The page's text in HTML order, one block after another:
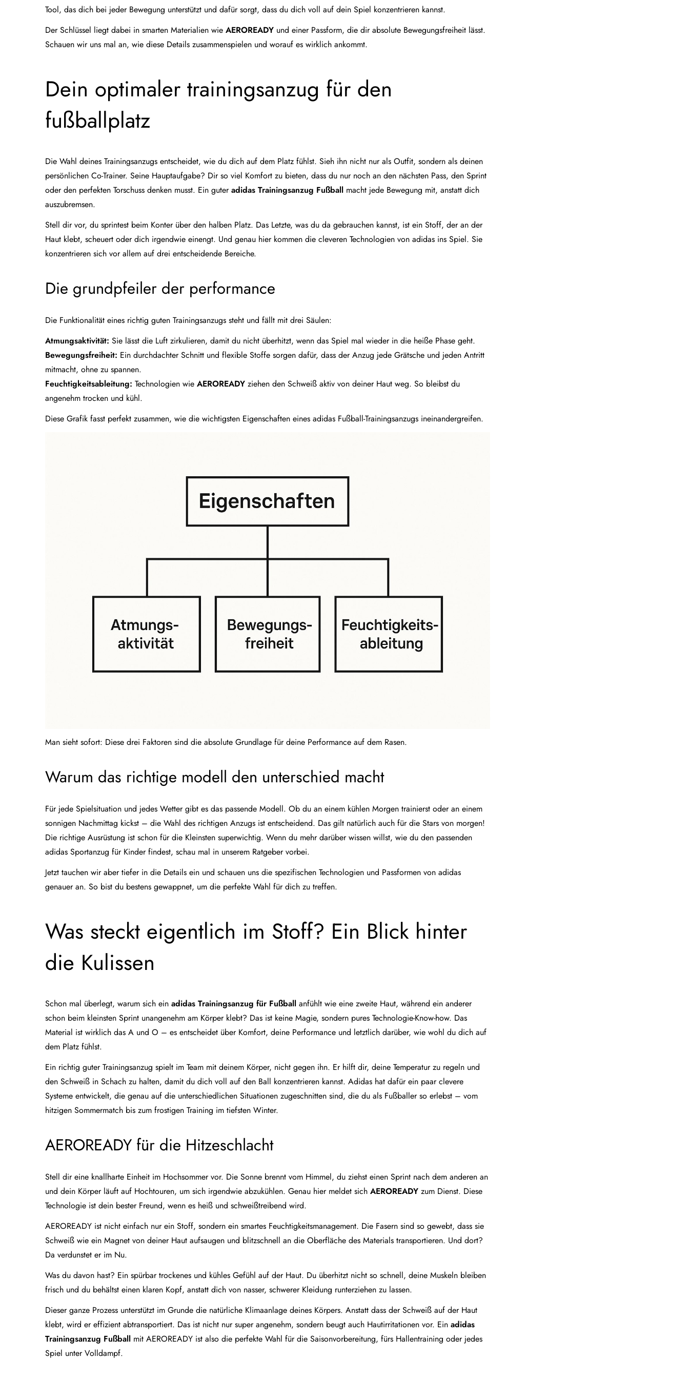
Tool, das dich bei jeder Bewegung unterstützt und dafür sorgt, dass du dich voll auf dein Spiel konzentrieren kannst.
Der Schlüssel liegt dabei in smarten Materialien wie AEROREADY und einer Passform, die dir absolute Bewegungsfreiheit lässt.
Schauen wir uns mal an, wie diese Details zusammenspielen und worauf es wirklich ankommt.
Dein optimaler trainingsanzug für den
fußballplatz
Die Wahl deines Trainingsanzugs entscheidet, wie du dich auf dem Platz fühlst. Sieh ihn nicht nur als Outfit, sondern als deinen
persönlichen Co-Trainer. Seine Hauptaufgabe? Dir so viel Komfort zu bieten, dass du nur noch an den nächsten Pass, den Sprint
oder den perfekten Torschuss denken musst. Ein guteradidas Trainingsanzug Fußball macht jede Bewegung mit, anstatt dich
auszubremsen.
Stell dir vor, du sprintest beim Konter über den halben Platz. Das Letzte, was du da gebrauchen kannst, ist ein Stoff, der an der
Haut klebt, scheuert oder dich irgendwie einengt. Und genau hier kommen die cleveren Technologien von adidas ins Spiel. Sie
konzentrieren sich vor allem auf drei entscheidende Bereiche.
Die grundpfeiler der performance
Die Funktionalität eines richtig guten Trainingsanzugs steht und fällt mit drei Säulen:
Atmungsaktivität: Sie lässt die Luft zirkulieren, damit du nicht überhitzt, wenn das Spiel mal wieder in die heiße Phase geht.
Bewegungsfreiheit: Ein durchdachter Schnitt und flexible Stoffe sorgen dafür, dass der Anzug jede Grätsche und jeden Antritt
mitmacht, ohne zu spannen.
Feuchtigkeitsableitung: Technologien wie AEROREADY ziehen den Schweiß aktiv von deiner Haut weg. So bleibst du
angenehm trocken und kühl.
Diese Grafik fasst perfekt zusammen, wie die wichtigsten Eigenschaften eines adidas Fußball-Trainingsanzugs ineinandergreifen.
Man sieht sofort: Diese drei Faktoren sind die absolute Grundlage für deine Performance auf dem Rasen.
Warum das richtige modell den unterschied macht
Für jede Spielsituation und jedes Wetter gibt es das passende Modell. Ob du an einem kühlen Morgen trainierst oder an einem
sonnigen Nachmittag kickst – die Wahl des richtigen Anzugs ist entscheidend. Das gilt natürlich auch für die Stars von morgen!
Die richtige Ausrüstung ist schon für die Kleinsten superwichtig. Wenn du mehr darüber wissen willst, wie du den passenden
adidas Sportanzug für Kinderfindest, schau mal in unserem Ratgeber vorbei.
Jetzt tauchen wir aber tiefer in die Details ein und schauen uns die spezifischen Technologien und Passformen von adidas
genauer an. So bist du bestens gewappnet, um die perfekte Wahl für dich zu treffen.
Was steckt eigentlich im Stoff? Ein Blick hinter
die Kulissen
Schon mal überlegt, warum sich ein adidas Trainingsanzug für Fußball anfühlt wie eine zweite Haut, während ein anderer
schon beim kleinsten Sprint unangenehm am Körper klebt? Das ist keine Magie, sondern pures Technologie-Know-how. Das
Material ist wirklich das A und O – es entscheidet über Komfort, deine Performance und letztlich darüber, wie wohl du dich auf
dem Platz fühlst.
Ein richtig guter Trainingsanzug spielt im Team mit deinem Körper, nicht gegen ihn. Er hilft dir, deine Temperatur zu regeln und
den Schweiß in Schach zu halten, damit du dich voll auf den Ball konzentrieren kannst. Adidas hat dafür ein paar clevere
Systeme entwickelt, die genau auf die unterschiedlichen Situationen zugeschnitten sind, die du als Fußballer so erlebst – vom
hitzigen Sommermatch bis zum frostigen Training im tiefsten Winter.
AEROREADY für die Hitzeschlacht
Stell dir eine knallharte Einheit im Hochsommer vor. Die Sonne brennt vom Himmel, du ziehst einen Sprint nach dem anderen an
und dein Körper läuft auf Hochtouren, um sich irgendwie abzukühlen. Genau hier meldet sich AEROREADY zum Dienst. Diese
Technologie ist dein bester Freund, wenn es heiß und schweißtreibend wird.
AEROREADY ist nicht einfach nur ein Stoff, sondern ein smartes Feuchtigkeitsmanagement. Die Fasern sind so gewebt, dass sie
Schweiß wie ein Magnet von deiner Haut aufsaugen und blitzschnell an die Oberfläche des Materials transportieren. Und dort?
Da verdunstet er im Nu.
Was du davon hast? Ein spürbar trockenes und kühles Gefühl auf der Haut. Du überhitzt nicht so schnell, deine Muskeln bleiben
frisch und du behältst einen klaren Kopf, anstatt dich von nasser, schwerer Kleidung runterziehen zu lassen.
Dieser ganze Prozess unterstützt im Grunde die natürliche Klimaanlage deines Körpers. Anstatt dass der Schweiß auf der Haut
klebt, wird er effizient abtransportiert. Das ist nicht nur super angenehm, sondern beugt auch Hautirritationen vor. Ein adidas
Trainingsanzug Fußball mit AEROREADY ist also die perfekte Wahl für die Saisonvorbereitung, fürs Hallentraining oder jedes
Spiel unter Volldampf.